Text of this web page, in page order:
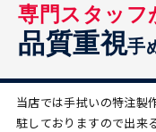
専門スタッフ
品質重視手
当店では手拭いの特注製
駐しておりますので出来